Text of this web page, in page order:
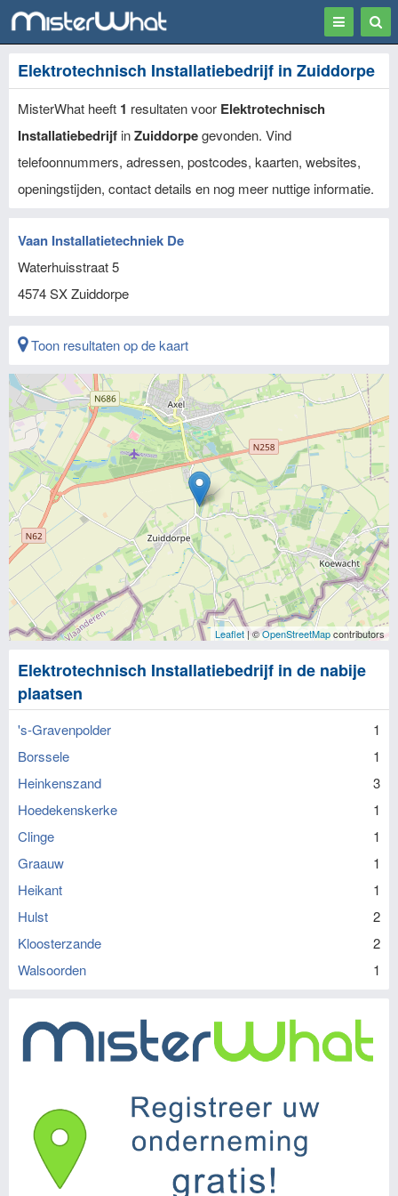
Toggle
Elektrotechnisch Installatiebedrijf in Zuiddorpe
MisterWhat heeft 1 resultaten voor Elektrotechnisch
Installatiebedrijf inZuiddorpegevonden. Vind
telefoonnummers, adressen, postcodes, kaarten, websites,
openingstijden, contact details en nog meer nuttige informatie.
Vaan Installatietechniek De
Waterhuisstraat 5
4574 SXZuiddorpe
Toon resultaten op de kaart
Leaflet| ©OpenStreetMapcontributors
Elektrotechnisch Installatiebedrijf in de nabije
plaatsen
's-Gravenpolder
1
Borssele
1
Heinkenszand
3
Hoedekenskerke
1
Clinge
1
Graauw
1
Heikant
1
Hulst
2
Kloosterzande
2
Walsoorden
1